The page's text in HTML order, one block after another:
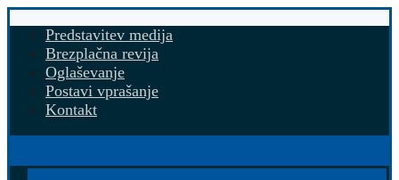
Predstavitev medija
Brezplačna revija
Oglaševanje
Postavi vprašanje
Kontakt